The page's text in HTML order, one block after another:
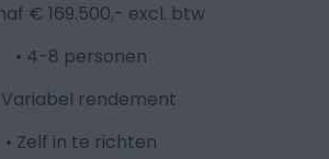
€ 169.500,- excl. btw
• 4-8 personen
Variabel rendement
• Zelf in te richten